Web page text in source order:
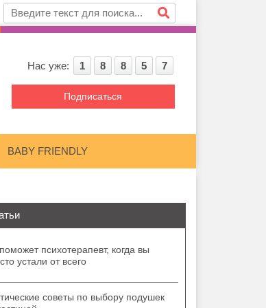
Нас уже: 1 8 8 5 7
Подписаться
BABY FRIENDLY
психотерапевт, когда вы
устали от всего
советы по выбору подушек